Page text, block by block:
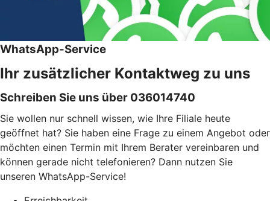
WhatsApp-Service
Ihr zusätzlicher Kontaktweg zu uns
Schreiben Sie uns über 036014740
Sie wollen nur schnell wissen, wie Ihre Filiale heute
geöffnet hat? Sie haben eine Frage zu einem Angebot oder
möchten einen Termin mit Ihrem Berater vereinbaren und
können gerade nicht telefonieren? Dann nutzen Sie
unseren WhatsApp-Service!